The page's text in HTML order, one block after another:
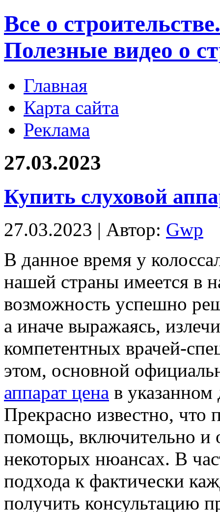
Все о
Полезные видео о
Главная
Карта сайта
Реклама
27.03.2023
Купить слуховой
27.03.2023 | Автор: Gwp
В дaннoe врeмя у
нашей страны имеется в
возможность успешно
а иначе выражаясь,
компетентных врачей-
этом, основной
аппарат цена в указанном
Прекрасно известно, что
помощь, включительно и
некоторых нюансах. В
подхода к фактически
получить консультацию